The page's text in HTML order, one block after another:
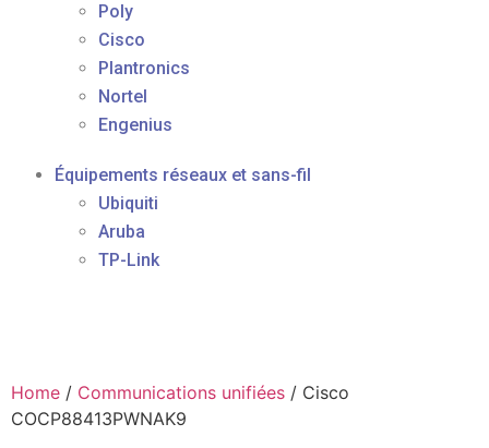
Poly
Cisco
Plantronics
Nortel
Engenius
Équipements réseaux et sans-fil
Ubiquiti
Aruba
TP-Link
Home / Communications unifiées / Cisco
COCP88413PWNAK9